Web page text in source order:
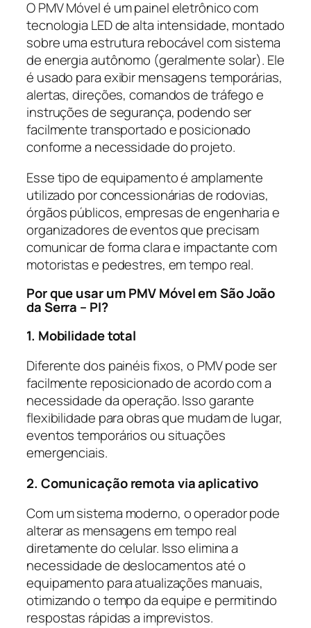
O PMV Móvel é um painel eletrônico com
tecnologia LED de alta intensidade, montado
sobre uma estrutura rebocável com sistema
de energia autônomo (geralmente solar). Ele
é usado para exibir mensagens temporárias,
alertas, direções, comandos de tráfego e
instruções de segurança, podendo ser
facilmente transportado e posicionado
conforme a necessidade do projeto.
Esse tipo de equipamento é amplamente
utilizado por concessionárias de rodovias,
órgãos públicos, empresas de engenharia e
organizadores de eventos que precisam
comunicar de forma clara e impactante com
motoristas e pedestres, em tempo real.
Por que usar um PMV Móvel em São João
da Serra – PI?
1. Mobilidade total
Diferente dos painéis fixos, o PMV pode ser
facilmente reposicionado de acordo com a
necessidade da operação. Isso garante
flexibilidade para obras que mudam de lugar,
eventos temporários ou situações
emergenciais.
2. Comunicação remota via aplicativo
Com um sistema moderno, o operador pode
alterar as mensagens em tempo real
diretamente do celular. Isso elimina a
necessidade de deslocamentos até o
equipamento para atualizações manuais,
otimizando o tempo da equipe e permitindo
respostas rápidas a imprevistos.